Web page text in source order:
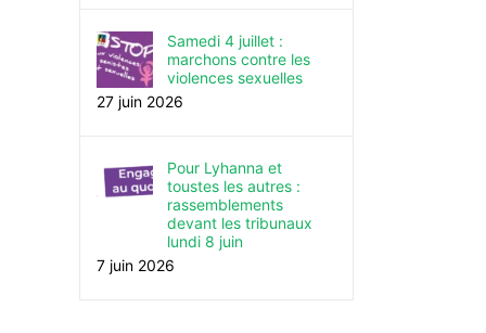
Samedi 4 juillet :
marchons contre les
violences sexuelles
27 juin 2026
Pour Lyhanna et
toustes les autres :
rassemblements
devant les tribunaux
lundi 8 juin
7 juin 2026